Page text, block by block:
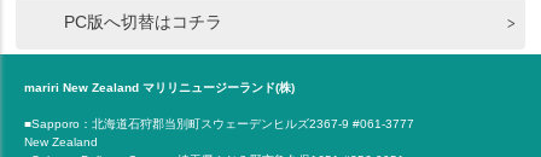
PC版へ切替はコチラ
mariri New Zealand マリリニュージーランド(株)
■Sapporo：北海道石狩郡当別町スウェーデンヒルズ2367-9 #061-3777
New Zealand